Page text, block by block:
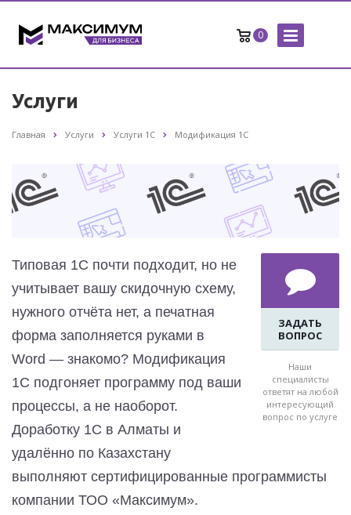
0
Услуги
Главная Услуги Услуги 1С Модификация 1С
ЗАДАТЬ
ВОПРОС
Наши
специалисты
ответят на любой
интересующий
вопрос по услуге
Типовая 1С почти подходит, но не
учитывает вашу скидочную схему,
нужного отчёта нет, а печатная
форма заполняется руками в
Word — знакомо? Модификация
1С подгоняет программу под ваши
процессы, а не наоборот.
Доработку 1С в Алматы и
удалённо по Казахстану
выполняют сертифицированные программисты
компании ТОО «Максимум».